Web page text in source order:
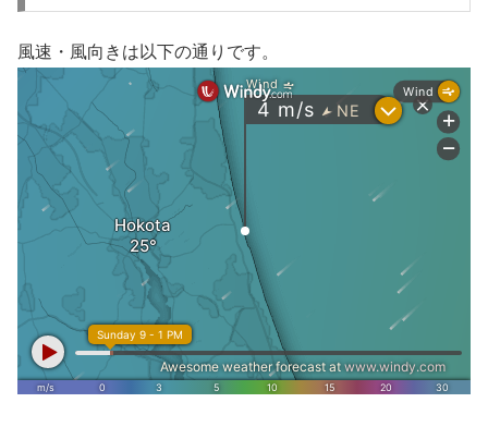
風速・風向きは以下の通りです。